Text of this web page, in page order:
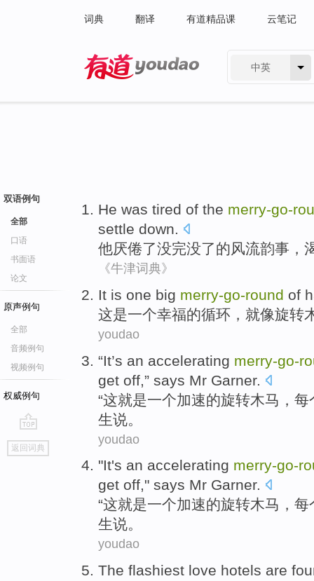
词典 翻译 有道精品课 云笔记
中英
双语例句
全部
口语
书面语
论文
原声例句
全部
音频例句
视频例句
权威例句
go
top
返回词典
He was tired of the merry-go-
settle down.
他厌倦了没完没了的风流韵事 ，
《牛津词典》
It is one big merry-go-round of
这是一个幸福的循环，就像旋转
youdao
“It’s an accelerating merry-go-
get off ,” says Mr Garner.
“这就是一个加速的旋转木马 ， 每
生说。
youdao
"It's an accelerating merry-go-
get off," says Mr Garner.
“这就是一个加速的旋转木马 ， 每
生说。
youdao
The flashiest love hotels are